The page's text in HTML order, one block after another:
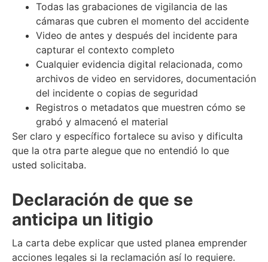
Todas las grabaciones de vigilancia de las
cámaras que cubren el momento del accidente
Video de antes y después del incidente para
capturar el contexto completo
Cualquier evidencia digital relacionada, como
archivos de video en servidores, documentación
del incidente o copias de seguridad
Registros o metadatos que muestren cómo se
grabó y almacenó el material
Ser claro y específico fortalece su aviso y dificulta
que la otra parte alegue que no entendió lo que
usted solicitaba.
Declaración de que se
anticipa un litigio
La carta debe explicar que usted planea emprender
acciones legales si la reclamación así lo requiere.